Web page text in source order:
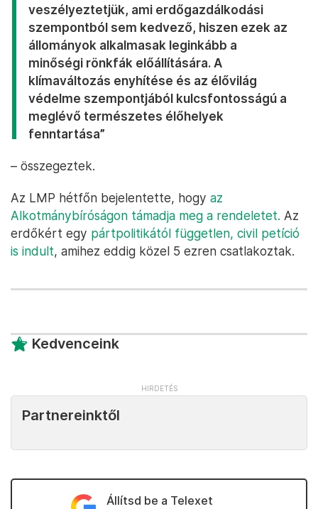
veszélyeztetjük, ami erdőgazdálkodási
szempontból sem kedvező, hiszen ezek az
állományok alkalmasak leginkább a
minőségi rönkfák előállítására. A
klímaváltozás enyhítése és az élővilág
védelme szempontjából kulcsfontosságú a
meglévő természetes élőhelyek
fenntartása”
– összegeztek.
Az LMP hétfőn bejelentette, hogy az
Alkotmánybíróságon támadja meg a rendeletet. Az
erdőkért egy pártpolitikától független, civil petíció
is indult, amihez eddig közel 5 ezren csatlakoztak.
Kedvenceink
Partnereinktől
Állítsd be a Telexet